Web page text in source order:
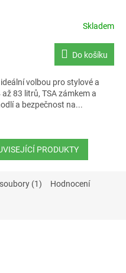
Skladem
Do košíku
volbou pro stylové a
83 litrů, TSA zámkem a
a bezpečnost na...
PRODUKTY
(1) Hodnocení